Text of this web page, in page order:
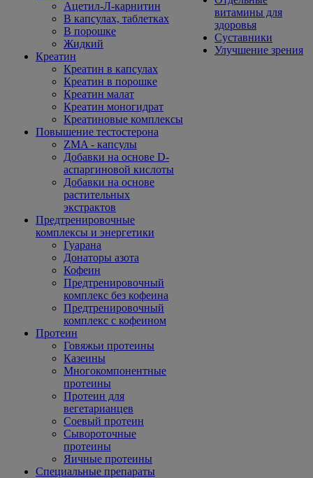
Ацетил-Л-карнитин
В капсулах, таблетках
В порошке
Жидкий
Креатин
Креатин в капсулах
Креатин в порошке
Креатин малат
Креатин моногидрат
Креатиновые комплексы
Повышение тестостерона
ZMA - капсулы
Добавки на основе D-
аспаргиновой кислоты
Добавки на основе
растительных
экстрактов
Предтренировочные
комплексы и энергетики
Гуарана
Донаторы азота
Кофеин
Предтренировочный
комплекс без кофеина
Предтренировочный
комплекс с кофеином
Протеин
Говяжьи протеины
Казеины
Многокомпонентные
протеины
Протеин для
вегетарианцев
Соевый протеин
Сывороточные
протеины
Яичные протеины
Специальные препараты
витамины для
здоровья
Суставники
Улучшение зрения